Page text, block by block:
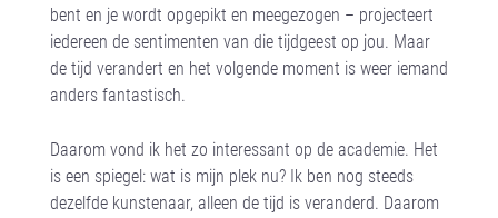
bent en je wordt opgepikt en meegezogen – projecteert
iedereen de sentimenten van die tijdgeest op jou. Maar
de tijd verandert en het volgende moment is weer iemand
anders fantastisch.
Daarom vond ik het zo interessant op de academie. Het
is een spiegel: wat is mijn plek nu? Ik ben nog steeds
dezelfde kunstenaar, alleen de tijd is veranderd. Daarom